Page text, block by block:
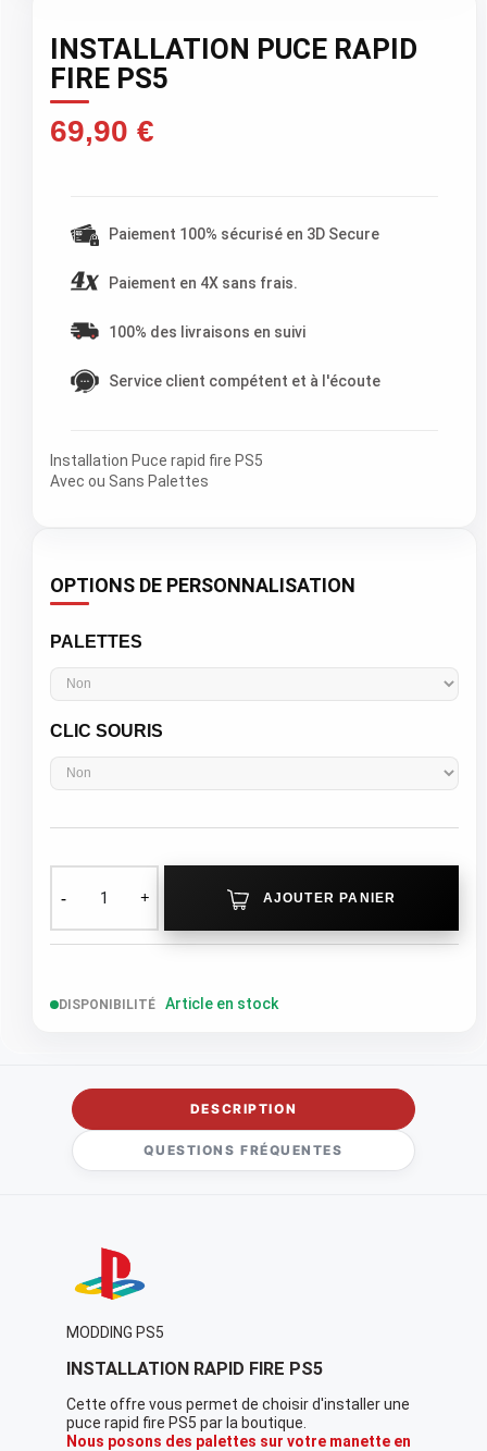
OPTIONS DE PERSONNALISATION
PALETTES
CLIC SOURIS
AJOUTER PANIER
DISPONIBILITÉ Article en stock
INSTALLATION PUCE RAPID
FIRE PS5
69,90 €
Paiement 100% sécurisé en 3D Secure
Paiement en 4X sans frais.
100% des livraisons en suivi
Service client compétent et à l'écoute
Installation Puce rapid fire PS5
Avec ou Sans Palettes
DESCRIPTION
QUESTIONS FRÉQUENTES
MODDING PS5
INSTALLATION RAPID FIRE PS5
Cette offre vous permet de choisir d'installer une
puce rapid fire PS5 par la boutique.
Nous posons des palettes sur votre manette en